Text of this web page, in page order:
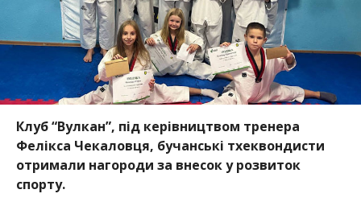
Клуб “Вулкан”, під керівництвом тренера
Фелікса Чекаловця, бучанські тхеквондисти
отримали нагороди за внесок у розвиток
спорту.